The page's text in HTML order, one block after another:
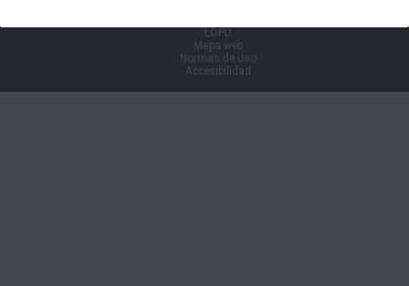
LOPD
Mapa web
Normas de uso
Accesibilidad